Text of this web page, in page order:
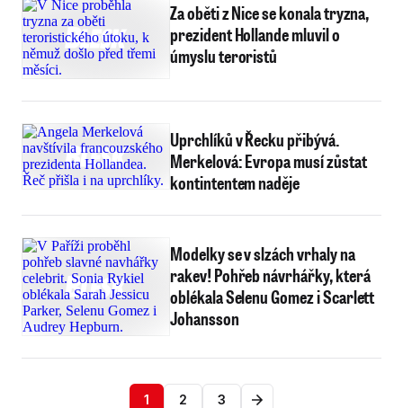
Za oběti z Nice se konala tryzna,
prezident Hollande mluvil o
úmyslu teroristů
Uprchlíků v Řecku přibývá.
Merkelová: Evropa musí zůstat
kontintentem naděje
Modelky se v slzách vrhaly na
rakev! Pohřeb návrhářky, která
oblékala Selenu Gomez i Scarlett
Johansson
1 2 3